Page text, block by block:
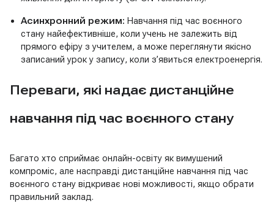
Асинхронний режим: Навчання під час воєнного
стану найефективніше, коли учень не залежить від
прямого ефіру з учителем, а може переглянути якісно
записаний урок у запису, коли з’явиться електроенергія.
Переваги, які надає дистанційне
навчання під час воєнного стану
Багато хто сприймає онлайн-освіту як вимушений
компроміс, але насправді дистанційне навчання під час
воєнного стану відкриває нові можливості, якщо обрати
правильний заклад.